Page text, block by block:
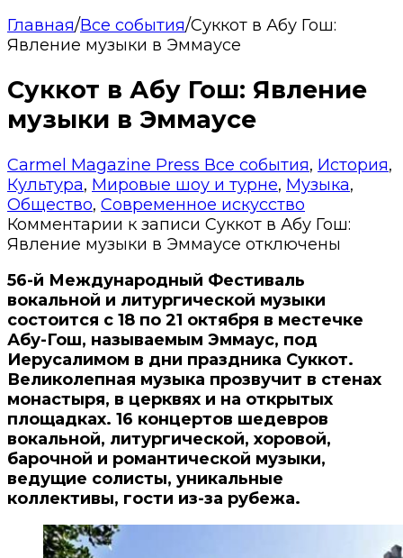
Главная/Все события/Суккот в Абу Гош:
Явление музыки в Эммаусе
Суккот в Абу Гош: Явление
музыки в Эммаусе
Carmel Magazine Press Все события, История,
Культура, Мировые шоу и турне, Музыка,
Общество, Современное искусство
Комментарии к записи Суккот в Абу Гош:
Явление музыки в Эммаусе отключены
56-й Международный Фестиваль
вокальной и литургической музыки
состоится с 18 по 21 октября в местечке
Абу-Гош, называемым Эммаус, под
Иерусалимом в дни праздника Суккот.
Великолепная музыка прозвучит в стенах
монастыря, в церквях и на открытых
площадках. 16 концертов шедевров
вокальной, литургической, хоровой,
барочной и романтической музыки,
ведущие солисты, уникальные
коллективы, гости из-за рубежа.